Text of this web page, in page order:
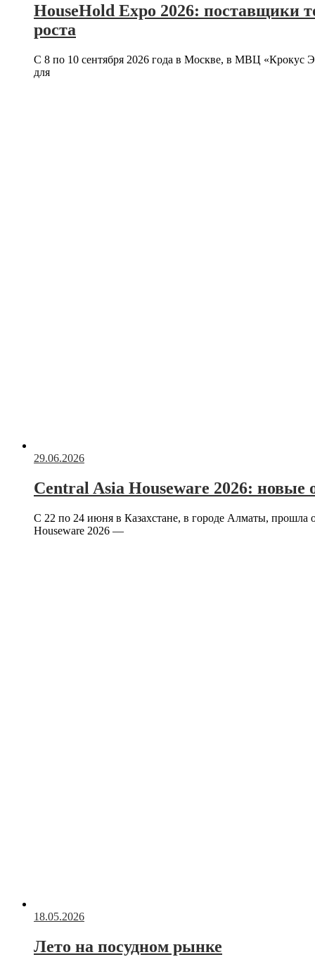
HouseHold Expo 2026: поставщики
роста
С 8 по 10 сентября 2026 года в Москве, в МВЦ «Крокус
для
29.06.2026
Central Asia Houseware 2026:
С 22 по 24 июня в Казахстане, в городе Алматы, прошла
Houseware 2026 —
18.05.2026
Лето на посудном рынке